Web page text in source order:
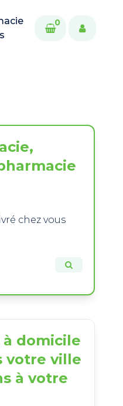
0
chez vous
à domicile
votre ville
à votre